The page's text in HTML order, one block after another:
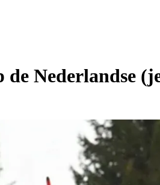
de Nederlandse